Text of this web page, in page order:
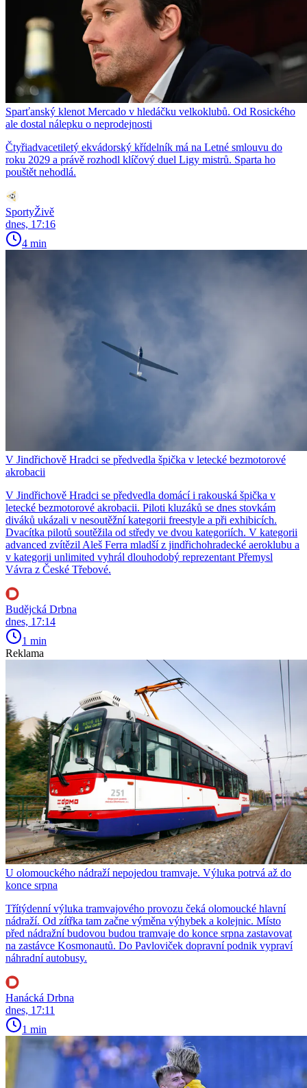
Sparťanský klenot Mercado v hledáčku velkoklubů. Od Rosického
ale dostal nálepku o neprodejnosti
Čtyřiadvacetiletý ekvádorský křídelník má na Letné smlouvu do
roku 2029 a právě rozhodl klíčový duel Ligy mistrů. Sparta ho
pouštět nehodlá.
SportyŽivě
dnes, 17:16
4 min
V Jindřichově Hradci se předvedla špička v letecké bezmotorové
akrobacii
V Jindřichově Hradci se předvedla domácí i rakouská špička v
letecké bezmotorové akrobacii. Piloti kluzáků se dnes stovkám
diváků ukázali v nesoutěžní kategorii freestyle a při exhibicích.
Dvacítka pilotů soutěžila od středy ve dvou kategoriích. V kategorii
advanced zvítězil Aleš Ferra mladší z jindřichohradecké aeroklubu a
v kategorii unlimited vyhrál dlouhodobý reprezentant Přemysl
Vávra z České Třebové.
Budějcká Drbna
dnes, 17:14
1 min
Reklama
U olomouckého nádraží nepojedou tramvaje. Výluka potrvá až do
konce srpna
Třítýdenní výluka tramvajového provozu čeká olomoucké hlavní
nádraží. Od zítřka tam začne výměna výhybek a kolejnic. Místo
před nádražní budovou budou tramvaje do konce srpna zastavovat
na zastávce Kosmonautů. Do Pavloviček dopravní podnik vypraví
náhradní autobusy.
Hanácká Drbna
dnes, 17:11
1 min